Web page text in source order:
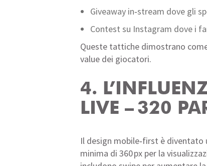
Giveaway in‑stream dove gli
Contest su Instagram dove i
Queste tattiche dimostrano
value dei giocatori.
4.
LIVE – 320
Il design mobile‑first è diventato
minima di 360 px per la